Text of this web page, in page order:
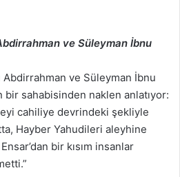
ve Süleyman İbnu
Abdirrahman ve Süleyman İbnu
bir sahabisinden naklen anlatıyor:
cahiliye devrindeki şekliyle
Hayber Yahudileri aleyhine
bir kısım insanlar